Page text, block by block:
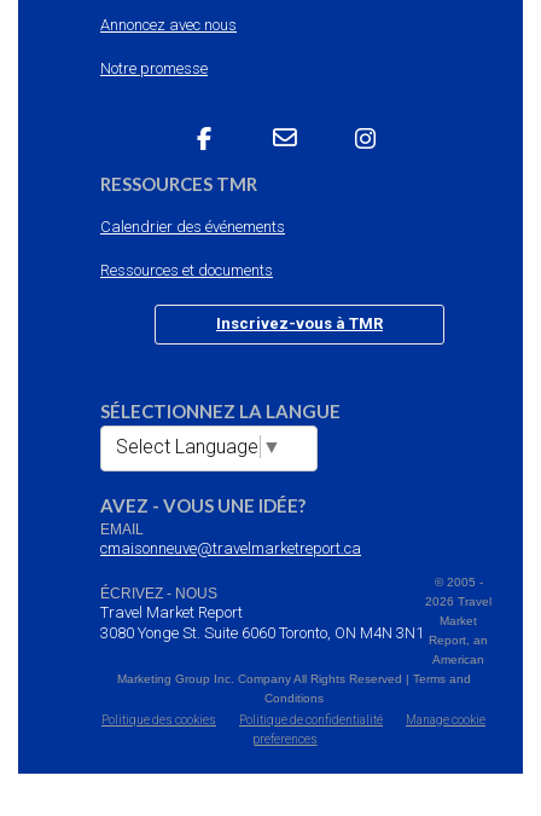
Annoncez avec nous
Notre promesse
RESSOURCES TMR
Calendrier des événements
Ressources et documents
Inscrivez-vous à TMR
SÉLECTIONNEZ LA LANGUE
Select Language ▼
AVEZ - VOUS UNE IDÉE?
EMAIL
cmaisonneuve@travelmarketreport.ca
ÉCRIVEZ - NOUS
Travel Market Report
3080 Yonge St. Suite 6060 Toronto, ON M4N 3N1
© 2005 -
2026 Travel
Market
Report, an
American
Marketing Group Inc. Company All Rights Reserved | Terms and
Conditions
Politique des cookies
Politique de confidentialité
Manage cookie
preferences